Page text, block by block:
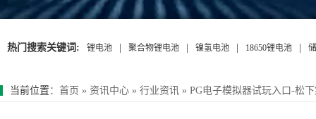
热门搜索关键词: 锂电池 聚合物锂电池 镍氢电池 18650锂电池
当前位置 ： 首页 » 资讯中心 » 行业资讯 » PG电子模拟器试玩入口-松